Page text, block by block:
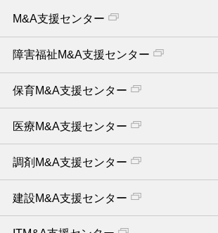
M&A支援センター
障害福祉M&A支援センター
保育M&A支援センター
医療M&A支援センター
調剤M&A支援センター
建設M&A支援センター